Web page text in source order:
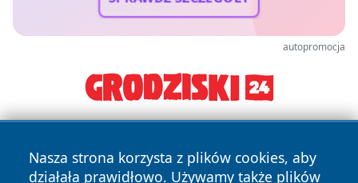
autopromocja
Nasza strona korzysta z plików cookies, aby
działała prawidłowo. Używamy także plików